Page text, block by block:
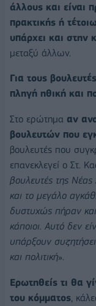
άλλους και είναι
πρακτικής ή
υπάρχει και στην
μεταξύ άλλων.
Για τους
πληγή ηθική και
Στο ερώτημα αν
βουλευτών που
βουλευτές που
επανεκλεγεί ο Στ.
βουλευτές της
και το μεγάλο
δυστυχώς πήραν
κάποιοι. Αυτό δεν
υπάρξουν
και πολιτική».
Ερωτηθείς τι θα
του κόμματος,